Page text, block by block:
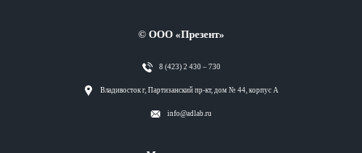
© ООО «Презент»
8 (423) 2 430 – 730
Владивосток г, Партизанский пр-кт, дом № 44, корпус А
info@adlab.ru